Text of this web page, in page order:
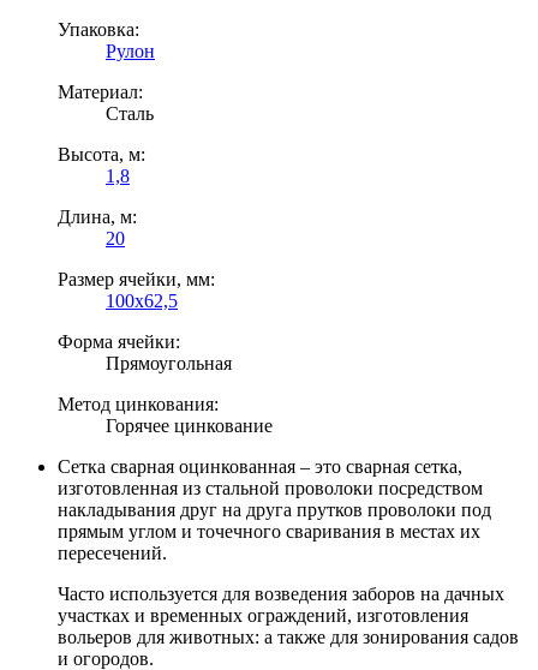
Упаковка:
Рулон
Материал:
Сталь
Высота, м:
1,8
Длина, м:
20
Размер ячейки, мм:
100х62,5
Форма ячейки:
Прямоугольная
Метод цинкования:
Горячее цинкование
Сетка сварная оцинкованная – это сварная сетка,
изготовленная из стальной проволоки посредством
накладывания друг на друга прутков проволоки под
прямым углом и точечного сваривания в местах их
пересечений.
Часто используется для возведения заборов на дачных
участках и временных ограждений, изготовления
вольеров для животных: а также для зонирования садов
и огородов.